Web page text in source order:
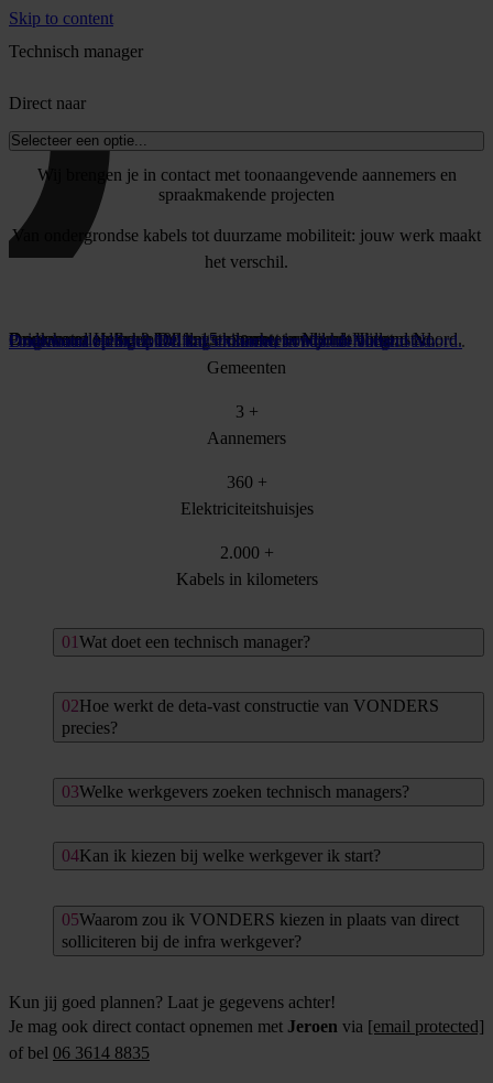
Skip to content
Technisch manager
Direct naar
Selecteer een optie...
Wij brengen je in contact met toonaangevende aannemers en
spraakmakende projecten
Van ondergrondse kabels tot duurzame mobiliteit: jouw werk maakt
het verschil.
Programma Helix: 2.000 km stroomnet in Noord-Holland Noord.
Programma Helix: 2.000 km stroomnet in Noord-Holland Noord.
Drinkwaterleidingen Delft: 15 kilometer onder de binnenstad.
Drinkwaterleidingen Delft: 15 kilometer onder de binnenstad.
Onderhoud op Schiphol: dag en nacht, terwijl het vliegt.
Onderhoud op Schiphol: dag en nacht, terwijl het vliegt.
30 +
Gemeenten
3 +
Aannemers
360 +
Elektriciteitshuisjes
2.000 +
Kabels in kilometers
Wat doet een technisch manager?
Hoe werkt de deta-vast constructie van VONDERS
precies?
Welke werkgevers zoeken technisch managers?
Kan ik kiezen bij welke werkgever ik start?
Waarom zou ik VONDERS kiezen in plaats van direct
solliciteren bij de infra werkgever?
Kun jij goed plannen? Laat je gegevens achter!
Je mag ook direct contact opnemen met Jeroen via [email protected]
of bel 06 3614 8835